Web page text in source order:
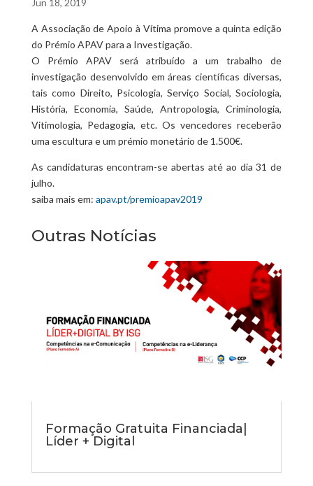
A Associação de Apoio à Vítima promove a quinta edição
do Prémio APAV para a Investigação.
O Prémio APAV será atribuído a um trabalho de
investigação desenvolvido em áreas científicas diversas,
tais como Direito, Psicologia, Serviço Social, Sociologia,
História, Economia, Saúde, Antropologia, Criminologia,
Vitimologia, Pedagogia, etc. Os vencedores receberão
uma escultura e um prémio monetário de 1.500€.
As candidaturas encontram-se abertas até ao dia 31 de
julho.
saiba mais em: apav.pt/premioapav2019
Outras Notícias
Formação Gratuita Financiada|
Líder + Digital